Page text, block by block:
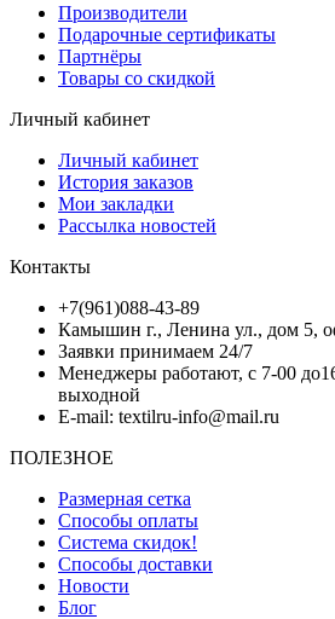
Производители
Подарочные сертификаты
Партнёры
Товары со скидкой
Личный кабинет
Личный кабинет
История заказов
Мои закладки
Рассылка новостей
Контакты
+7(961)088-43-89
Камышин г., Ленина ул., дом 5,
Заявки принимаем 24/7
Менеджеры работают, с 7-00
выходной
E-mail: textilru-info@mail.ru
ПОЛЕЗНОЕ
Размерная сетка
Способы оплаты
Система скидок!
Способы доставки
Новости
Блог